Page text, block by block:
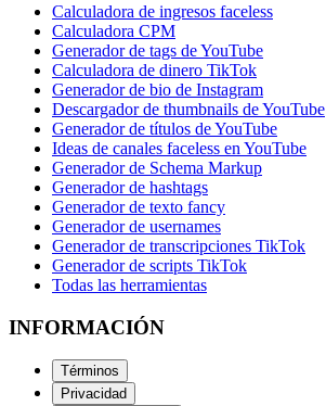
Calculadora de ingresos faceless
Calculadora CPM
Generador de tags de YouTube
Calculadora de dinero TikTok
Generador de bio de Instagram
Descargador de thumbnails de YouTube
Generador de títulos de YouTube
Ideas de canales faceless en YouTube
Generador de Schema Markup
Generador de hashtags
Generador de texto fancy
Generador de usernames
Generador de transcripciones TikTok
Generador de scripts TikTok
Todas las herramientas
INFORMACIÓN
Términos
Privacidad